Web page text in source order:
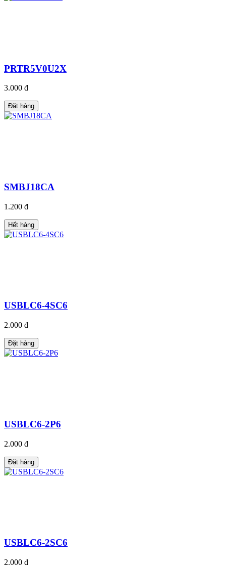
PRTR5V0U2X
3.000 đ
Đặt hàng
SMBJ18CA
1.200 đ
Hết hàng
USBLC6-4SC6
2.000 đ
Đặt hàng
USBLC6-2P6
2.000 đ
Đặt hàng
USBLC6-2SC6
2.000 đ